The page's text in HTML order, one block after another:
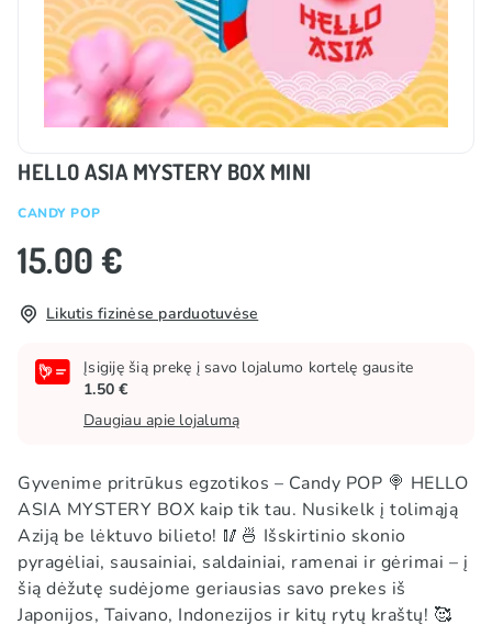
HELLO ASIA MYSTERY BOX MINI
CANDY POP
15.00 €
Likutis fizinėse parduotuvėse
Įsigiję šią prekę į savo lojalumo kortelę gausite
1.50 €
Daugiau apie lojalumą
Gyvenime pritrūkus egzotikos – Candy POP 🍭 HELLO
ASIA MYSTERY BOX kaip tik tau. Nusikelk į tolimąją
Aziją be lėktuvo bilieto! 🥢🍜 Išskirtinio skonio
pyragėliai, sausainiai, saldainiai, ramenai ir gėrimai – į
šią dėžutę sudėjome geriausias savo prekes iš
Japonijos, Taivano, Indonezijos ir kitų rytų kraštų! 🥰